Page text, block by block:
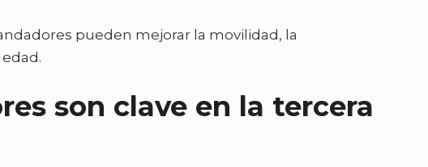
pueden mejorar la movilidad, la
son clave en la tercera